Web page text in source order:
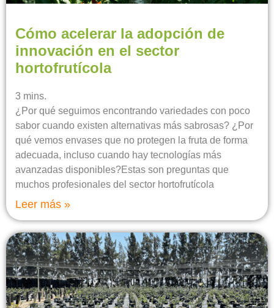
Cómo acelerar la adopción de
innovación en el sector
hortofrutícola
3 mins.
¿Por qué seguimos encontrando variedades con poco
sabor cuando existen alternativas más sabrosas? ¿Por
qué vemos envases que no protegen la fruta de forma
adecuada, incluso cuando hay tecnologías más
avanzadas disponibles?Estas son preguntas que
muchos profesionales del sector hortofrutícola
Leer más »